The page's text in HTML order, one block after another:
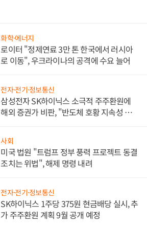
화학·에너지
로이터 "정제연료 3만 톤 한국에서 러시아
로 이동", 우크라이나의 공격에 수요 늘어
전자·전기·정보통신
삼성전자 SK하이닉스 소극적 주주환원에
해외 증권가 비판, "반도체 호황 지속성 의
사회
미국 법원 "트럼프 정부 풍력 프로젝트 동결
조치는 위법", 해제 명령 내려
전자·전기·정보통신
SK하이닉스 1주당 375원 현금배당 실시, 추
가 주주환원 계획 9월 공개 예정